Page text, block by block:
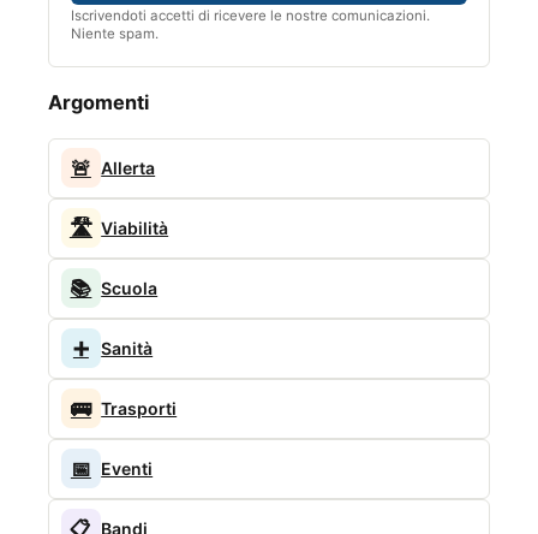
Iscrivendoti accetti di ricevere le nostre comunicazioni.
Niente spam.
Argomenti
🚨 Allerta
🛣️ Viabilità
📚 Scuola
➕ Sanità
🚌 Trasporti
📅 Eventi
📋 Bandi